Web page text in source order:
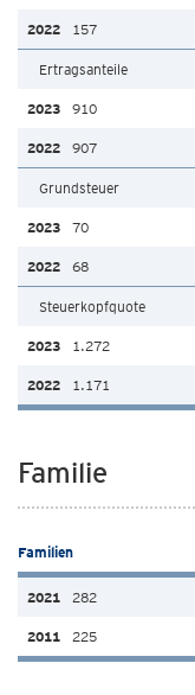
157
Ertragsanteile
910
907
Grundsteuer
70
68
Steuerkopfquote
1.272
1.171
Familie
Familien
282
225